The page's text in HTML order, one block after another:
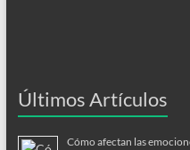
Últimos Artículos
Cómo afectan las